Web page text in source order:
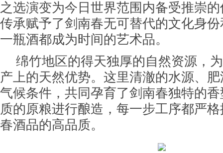
之选演变为今日世界范围内备受推崇
传承赋予了剑南春无可替代的文化身
一瓶酒都成为时间的艺术品。
绵竹地区的得天独厚的自然资源，
产上的天然优势。这里清澈的水源、
气候条件，共同孕育了剑南春独特的
质的原粮进行酿造，每一步工序都严
春酒品的高品质。